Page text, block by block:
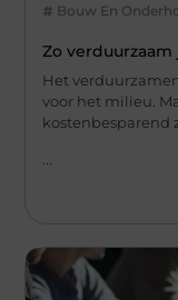
Bouw En
Zo
Het
voor het milieu.
kostenbesparend